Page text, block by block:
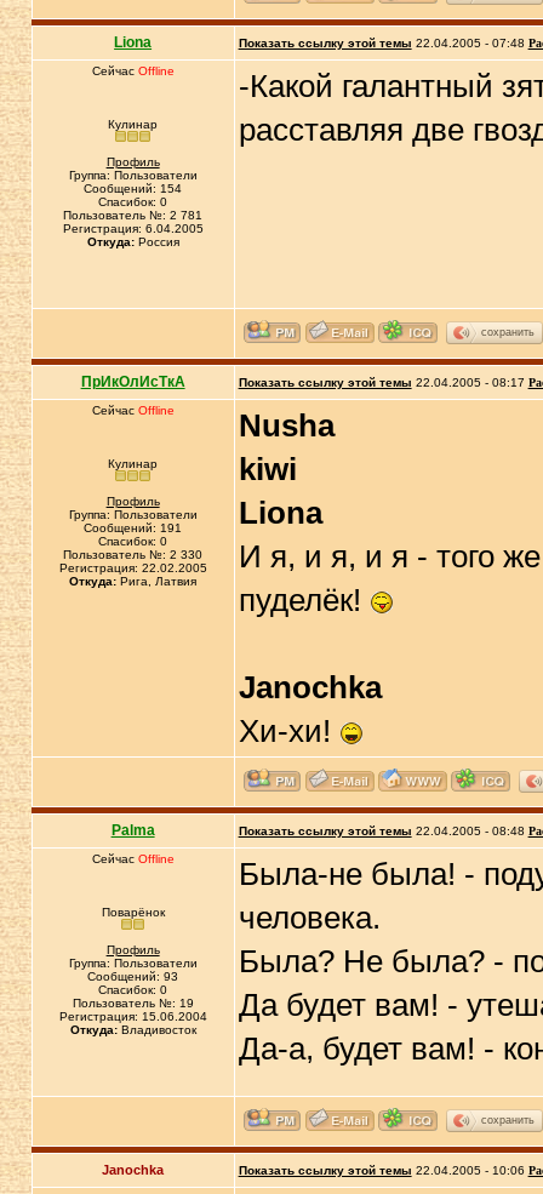
Liona Показать ссылку этой темы 22.04.2005 - 07:48
Сейчас Offline
Кулинар
Профиль
Группа: Пользователи
Сообщений: 154
Спасибок: 0
Пользователь №: 2 781
Регистрация: 6.04.2005
Откуда:Россия
-Какой галантный
расставляя две
сохранить
ПрИкОлИсТкА Показать ссылку этой темы 22.04.2005 - 08:17
Сейчас Offline
Кулинар
Профиль
Группа: Пользователи
Сообщений: 191
Спасибок: 0
Пользователь №: 2 330
Регистрация: 22.02.2005
Откуда: Рига, Латвия
Nusha
kiwi
Liona
И я, и я, и я - того
пуделёк!
Janochka
Хи-хи!
Palma Показать ссылку этой темы 22.04.2005 - 08:48
Сейчас Offline
Поварёнок
Профиль
Группа: Пользователи
Сообщений: 93
Спасибок: 0
Пользователь №: 19
Регистрация: 15.06.2004
Откуда:Владивосток
Была-не была! -
человека.
Была? Не была? -
Да будет вам! -
Да-а, будет вам! -
сохранить
Janochka Показать ссылку этой темы 22.04.2005 - 10:06